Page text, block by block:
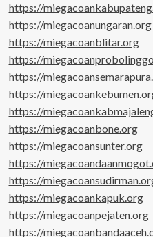
https://
https://miegacoanungaran.org
https://miegacoanblitar.org
https://
https://
https://
https://
https://miegacoanbone.org
https://miegacoansunter.org
https://
https://
https://miegacoankapuk.org
https://miegacoanpejaten.org
https://